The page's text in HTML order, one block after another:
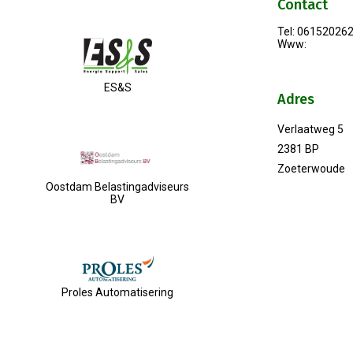
Contact
Tel:
Www:
Adres
Verlaatweg 5
2381 BP
Zoeterwoude
ES&S
Oostdam Belastingadviseurs
BV
Proles Automatisering